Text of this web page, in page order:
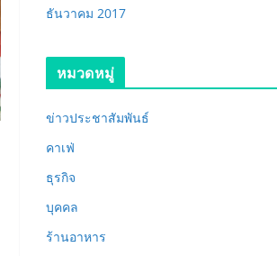
ธันวาคม 2017
หมวดหมู่
ข่าวประชาสัมพันธ์
คาเฟ่
ธุรกิจ
บุคคล
ร้านอาหาร